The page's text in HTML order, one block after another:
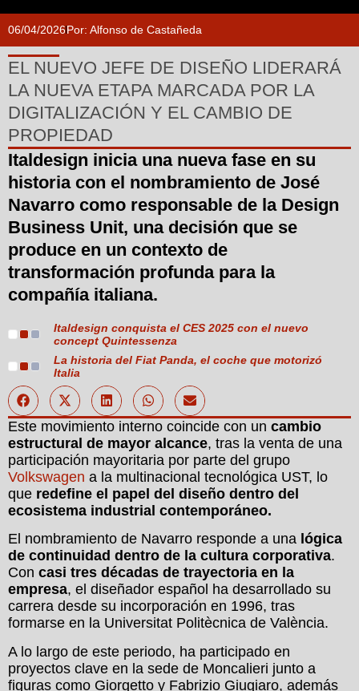
06/04/2026Por: Alfonso de Castañeda
EL NUEVO JEFE DE DISEÑO LIDERARÁ
LA NUEVA ETAPA MARCADA POR LA
DIGITALIZACIÓN Y EL CAMBIO DE
PROPIEDAD
Italdesign inicia una nueva fase en su
historia con el nombramiento de José
Navarro como responsable de la Design
Business Unit, una decisión que se
produce en un contexto de
transformación profunda para la
compañía italiana.
Italdesign conquista el CES 2025 con el nuevo
concept Quintessenza
La historia del Fiat Panda, el coche que motorizó
Italia
Este movimiento interno coincide con un cambio
estructural de mayor alcance, tras la venta de una
participación mayoritaria por parte del grupo
Volkswagen a la multinacional tecnológica UST, lo
que redefine el papel del diseño dentro del
ecosistema industrial contemporáneo.
El nombramiento de Navarro responde a una lógica
de continuidad dentro de la cultura corporativa.
Con casi tres décadas de trayectoria en la
empresa, el diseñador español ha desarrollado su
carrera desde su incorporación en 1996, tras
formarse en la Universitat Politècnica de València.
A lo largo de este periodo, ha participado en
proyectos clave en la sede de Moncalieri junto a
figuras como Giorgetto y Fabrizio Giugiaro, además